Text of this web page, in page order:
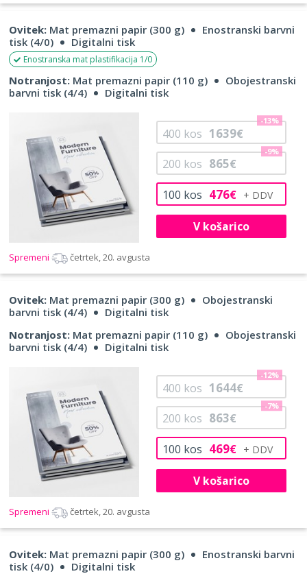
Ovitek: Mat premazni papir (300 g)
Enostranski barvni
tisk (4/0)
Digitalni tisk
Enostranska mat plastifikacija 1/0
Notranjost: Mat premazni papir (110 g)
Obojestranski
barvni tisk (4/4)
Digitalni tisk
100 kos 476€
200 kos 865€
-9%
400 kos 1639€
-13%
V košarico
Spremeni četrtek, 20. avgusta
Ovitek: Mat premazni papir (300 g)
Obojestranski
barvni tisk (4/4)
Digitalni tisk
Notranjost: Mat premazni papir (110 g)
Obojestranski
barvni tisk (4/4)
Digitalni tisk
100 kos 469€
200 kos 863€
-7%
400 kos 1644€
-12%
V košarico
Spremeni četrtek, 20. avgusta
Ovitek: Mat premazni papir (300 g)
Enostranski barvni
tisk (4/0)
Digitalni tisk